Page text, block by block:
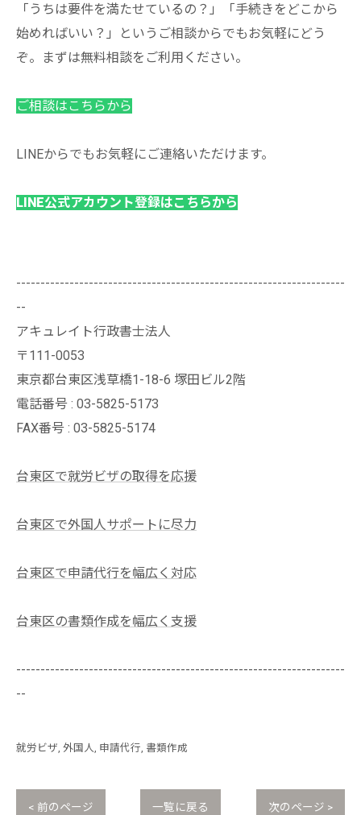
「うちは要件を満たせているの？」「手続きをどこから
始めればいい？」というご相談からでもお気軽にどう
ぞ。まずは無料相談をご利用ください。
ご相談はこちらから
LINEからでもお気軽にご連絡いただけます。
LINE公式アカウント登録はこちらから
--------------------------------------------------------------------
--
アキュレイト行政書士法人
〒111-0053
東京都台東区浅草橋1-18-6 塚田ビル2階
電話番号 : 03-5825-5173
FAX番号 : 03-5825-5174
台東区で就労ビザの取得を応援
台東区で外国人サポートに尽力
台東区で申請代行を幅広く対応
台東区の書類作成を幅広く支援
--------------------------------------------------------------------
--
就労ビザ 外国人 申請代行 書類作成
< 前のページ 一覧に戻る 次のページ >